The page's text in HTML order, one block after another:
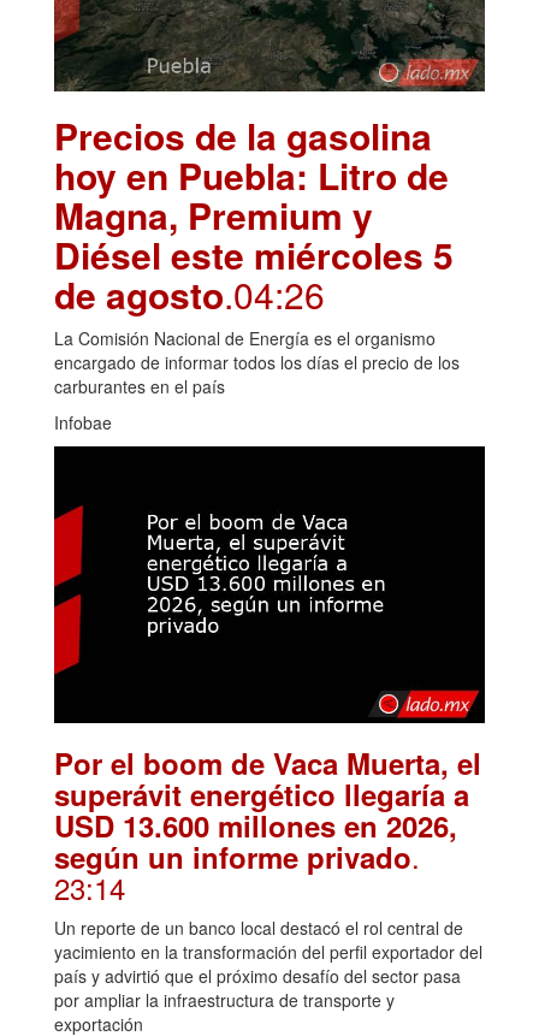
Precios de la gasolina
hoy en Puebla: Litro de
Magna, Premium y
Diésel este miércoles 5
de agosto.04:26
La Comisión Nacional de Energía es el organismo
encargado de informar todos los días el precio de los
carburantes en el país
Infobae
Por el boom de Vaca Muerta, el
superávit energético llegaría a
USD 13.600 millones en 2026,
según un informe privado.
23:14
Un reporte de un banco local destacó el rol central de
yacimiento en la transformación del perfil exportador del
país y advirtió que el próximo desafío del sector pasa
por ampliar la infraestructura de transporte y
exportación